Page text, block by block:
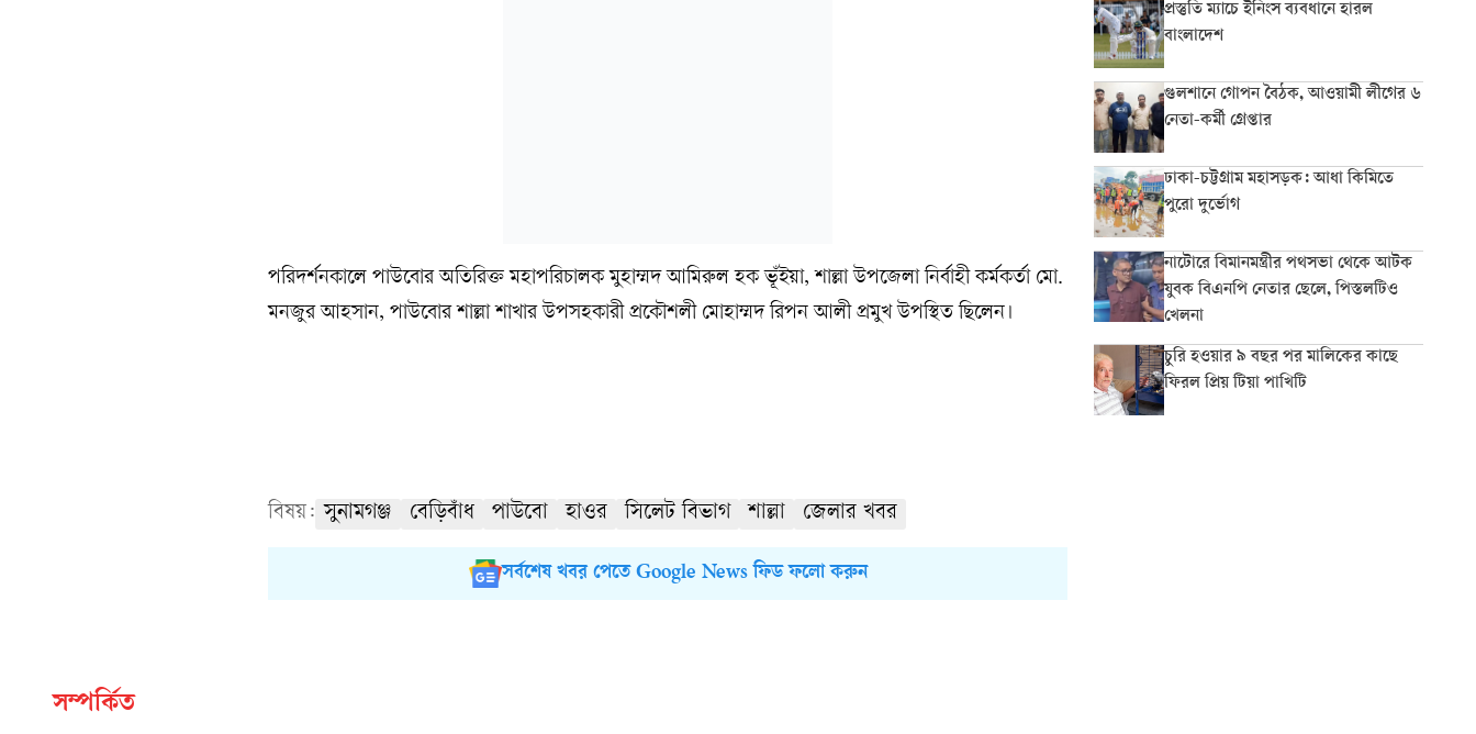
পরিদর্শনকালে পাউবোর অতিরিক্ত মহাপরিচালক মুহাম্মদ আমিরুল হক ভূঁইয়া, শাল্লা উপজেলা নির্বাহী কর্মকর্তা মো.
মনজুর আহসান, পাউবোর শাল্লা শাখার উপসহকারী প্রকৌশলী মোহাম্মদ রিপন আলী প্রমুখ উপস্থিত ছিলেন।
বিষয়: সুনামগঞ্জ বেড়িবাঁধ পাউবো হাওর সিলেট বিভাগ শাল্লা জেলার খবর
সর্বশেষ খবর পেতে Google News ফিড ফলো করুন
প্রস্তুতি ম্যাচে ইনিংস ব্যবধানে হারল
বাংলাদেশ
গুলশানে গোপন বৈঠক, আওয়ামী লীগের ৬
নেতা-কর্মী গ্রেপ্তার
ঢাকা-চট্টগ্রাম মহাসড়ক: আধা কিমিতে
পুরো দুর্ভোগ
নাটোরে বিমানমন্ত্রীর পথসভা থেকে আটক
যুবক বিএনপি নেতার ছেলে, পিস্তলটিও
খেলনা
চুরি হওয়ার ৯ বছর পর মালিকের কাছে
ফিরল প্রিয় টিয়া পাখিটি
সম্পর্কিত